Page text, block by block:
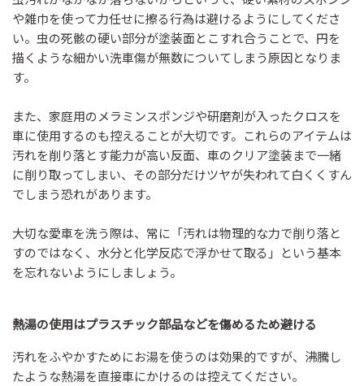
や雑巾を使って力任せに擦る行為は避けるようにしてくださ
い。虫の死骸の硬い部分が塗装面とこすれ合うことで、円を
描くような細かい洗車傷が無数についてしまう原因となりま
す。
また、家庭用のメラミンスポンジや研磨剤が入ったクロスを
車に使用するのも控えることが大切です。これらのアイテムは
汚れを削り落とす能力が高い反面、車のクリア塗装まで一緒
に削り取ってしまい、その部分だけツヤが失われて白くくすん
でしまう恐れがあります。
大切な愛車を洗う際は、常に「汚れは物理的な力で削り落と
すのではなく、水分と化学反応で浮かせて取る」という基本
を忘れないようにしましょう。
熱湯の使用はプラスチック部品などを傷めるため避ける
汚れをふやかすためにお湯を使うのは効果的ですが、沸騰し
たような熱湯を直接車にかけるのは控えてください。